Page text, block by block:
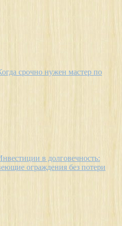
срочно нужен мастер по
в долговечность:
ограждения без потери